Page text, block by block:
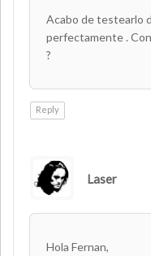
Acabo de testearlo
perfectamente .
?
Reply
Laser
Hola Fernan,